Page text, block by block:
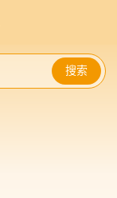
搜索